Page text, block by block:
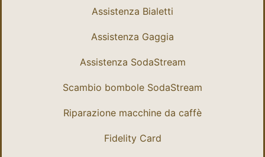
Assistenza Bialetti
Assistenza Gaggia
Assistenza SodaStream
Scambio bombole SodaStream
Riparazione macchine da caffè
Fidelity Card